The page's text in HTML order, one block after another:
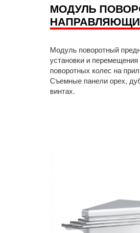
МОДУЛЬ
Модуль поворотный
установки и
поворотных колес на
Съемные панели орех,
винтах.